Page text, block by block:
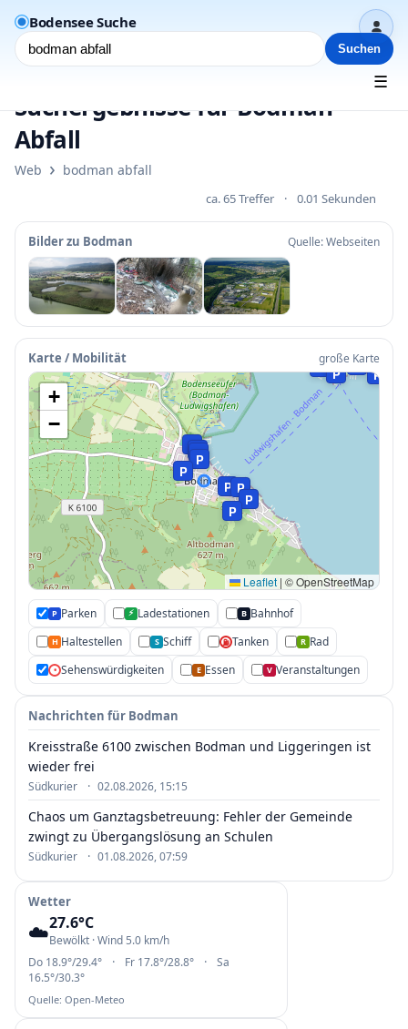
Bodensee Suche
Suchen
☰
Suchergebnisse für Bodman
Abfall
Web › bodman abfall
ca. 65 Treffer · 0.01 Sekunden
Bilder zu Bodman Quelle: Webseiten
Karte / Mobilität große Karte
P
P
P
P
P
P
P P
P
P
P
P
P
P
•
•
•
+
−
Leaflet | © OpenStreetMap
P Parken ⚡ Ladestationen B Bahnhof
H Haltestellen S Schiff ⛽ Tanken R Rad
• Sehenswürdigkeiten E Essen V Veranstaltungen
Nachrichten für Bodman
Kreisstraße 6100 zwischen Bodman und Liggeringen ist
wieder frei
Südkurier · 02.08.2026, 15:15
Chaos um Ganztagsbetreuung: Fehler der Gemeinde
zwingt zu Übergangslösung an Schulen
Südkurier · 01.08.2026, 07:59
Wetter
☁️27.6°C
Bewölkt · Wind 5.0 km/h
Do 18.9°/29.4°
· Fr 17.8°/28.8° ·
Sa
16.5°/30.3°
Quelle: Open-Meteo